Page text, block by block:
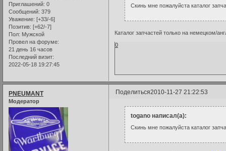
Приглашений: 0
Сообщений: 379
Уважение: [+33/-6]
Позитив: [+62/-7]
Пол: Мужской
Провел на форуме:
21 день 16 часов
Последний визит:
2022-05-18 19:27:45
Скинь мне пожалуйста каталог
Каталог запчастей только на немецком/
0
Поделиться2010-11-27 21:22:53
PNEUMANT
Модератор
togano написал(а):
Скинь мне пожалуйста каталог